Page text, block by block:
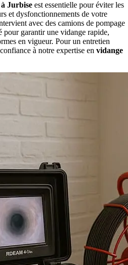
Jurbise est essentielle pour éviter les
et dysfonctionnements de votre
avec des camions de pompage
pour garantir une vidange rapide,
en vigueur. Pour un entretien
à notre expertise en vidange